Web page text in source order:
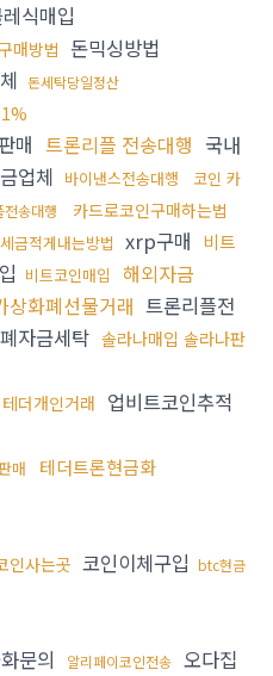
식매입
매방법 돈믹싱방법
돈세탁당일정산
매 트론리플 전송대행 국내
업체 바이낸스전송대행
코인 카
전송대행
카드로코인구매하는법
세금적게내는방법 xrp구매 비트
비트코인매입
해외자금
상화폐선물거래 트론리플전
자금세탁 솔라나매입 솔라나판
테더개인거래 업비트코인추적
매 테더트론현금화
인사는곳 코인이체구입 btc현금
문의 알리페이코인전송 오다집